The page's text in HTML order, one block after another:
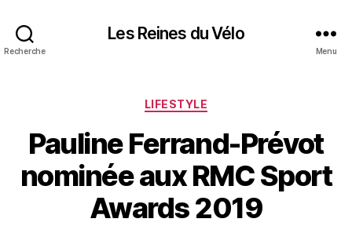
Recherche
Les Reines du Vélo
Menu
Catégories
LIFESTYLE
Pauline Ferrand-Prévot
nominée aux RMC Sport
Awards 2019